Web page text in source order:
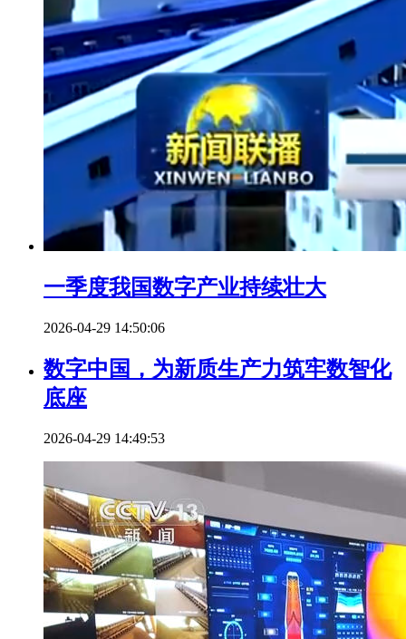
一季度我国数字产业持续壮大
2026-04-29 14:50:06
数字中国，为新质生产力筑牢数智化
底座
2026-04-29 14:49:53